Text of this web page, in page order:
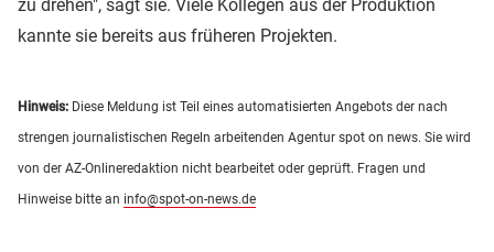
zu drehen", sagt sie. Viele Kollegen aus der Produktion
kannte sie bereits aus früheren Projekten.
Hinweis: Diese Meldung ist Teil eines automatisierten Angebots der nach
strengen journalistischen Regeln arbeitenden Agentur spot on news. Sie wird
von der AZ-Onlineredaktion nicht bearbeitet oder geprüft. Fragen und
Hinweise bitte an info@spot-on-news.de